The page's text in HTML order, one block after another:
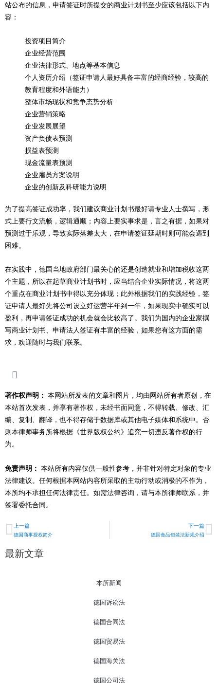
站公布的信息，申请签证时所提交的商业计划书至少应该包括以下内
容：
投资项目简介
企业经营范围
企业法律形式、地点等基本信息
个人资历介绍（签证申请人最好具备丰富的经商经验，较高的
教育程度和外语能力）
整体市场现状和竞争态势分析
企业营销策略
企业发展展望
资产负债表预测
损益表预测
现金流量表预测
企业雇员方案说明
企业的创新及科研能力说明
为了提高签证成功率，我们建议商业计划书最好请专业人士撰写，形
式上要行文流畅，逻辑通顺；内容上要实事求是，言之有据，如果对
预测过于乐观，导致实际落差太大，在申请签证延期时则可能会遇到
困难。
在实践中，德国当地政府部门最关心的还是创造就业和增加税收这两
个主题，所以在起草商业计划书时，应当结合企业实际情况，将这两
个重点在商业计划书中得以充分体现；此外根据我们的实践经验，签
证申请人最好先将公司设立好运营半年到一年，如果现实中确实可以
盈利，再申请签证成功的机会就会比较高了。我们为国内的企业家撰
写商业计划书、申请法人签证有丰富的经验，如果您有这方面的需
求，欢迎随时与我们联系。
著作权声明： 本网站所发表的文章和图片，均由网站所有者原创，在
本站首次发表，并享有著作权，未经书面同意，不得转载、修改、汇
编、复制、翻译，也不得存储于数据库或其他电子媒体和系统中。否
则本律师事务所将根据《世界版权公约》追究一切违反著作权的行
为。
免责声明： 本站所有内容仅供一般性参考，并非针对特定对象的专业
法律建议。任何根据本网站内容所采取的主动行动或消极的不作为，
本所均不承担任何法律责任。如需法律咨询，请与本所律师联系，并
签署委托合同。
Prev
上一篇
德国商事授权简介
下一篇
德国食品包装法新规介绍
最新文章
本所新闻
德国诉讼法
德国合同法
德国贸易法
德国海关法
德国公司法